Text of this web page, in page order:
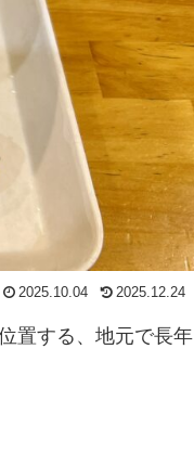
2025.10.04 2025.12.24
置する、地元で長年